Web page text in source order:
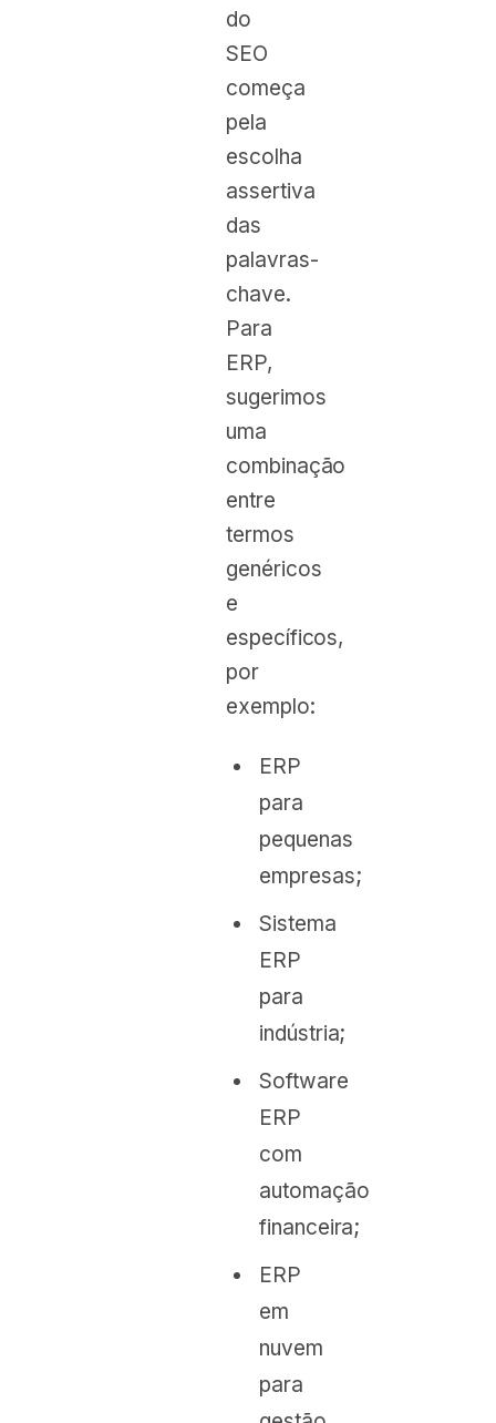
do
SEO
começa
pela
escolha
assertiva
das
palavras-
chave.
Para
ERP,
sugerimos
uma
combinação
entre
termos
genéricos
e
específicos,
por
exemplo:
ERP
para
pequenas
empresas;
Sistema
ERP
para
indústria;
Software
ERP
com
automação
financeira;
ERP
em
nuvem
para